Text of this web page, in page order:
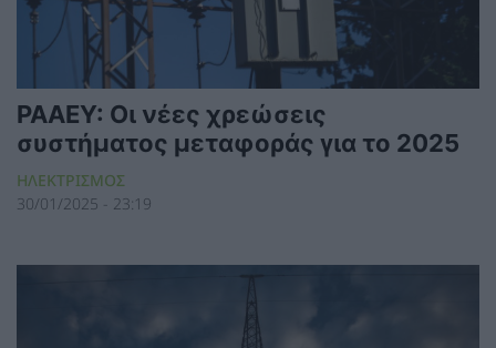
ΡΑΑΕΥ: Οι νέες χρεώσεις
συστήματος μεταφοράς για το 2025
ΗΛΕΚΤΡΙΣΜΟΣ
30/01/2025 - 23:19